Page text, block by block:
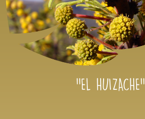
''EL HUIZACHE''
Previous